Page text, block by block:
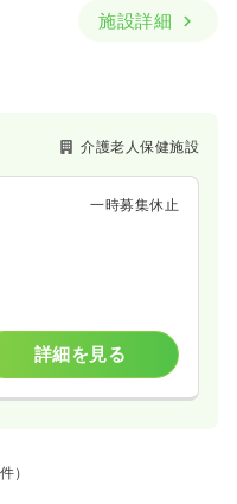
施設詳細
介護老人保健施設
一時募集休止
詳細を見る
件）